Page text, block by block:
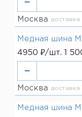
Москва доставка
Медная шина
4950 ₽/шт. 1
Москва доставка
Медная шина